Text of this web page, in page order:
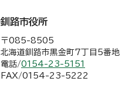
釧路市役所
〒085-8505
北海道釧路市黒金町7丁目5番地
電話/0154-23-5151
FAX/0154-23-5222